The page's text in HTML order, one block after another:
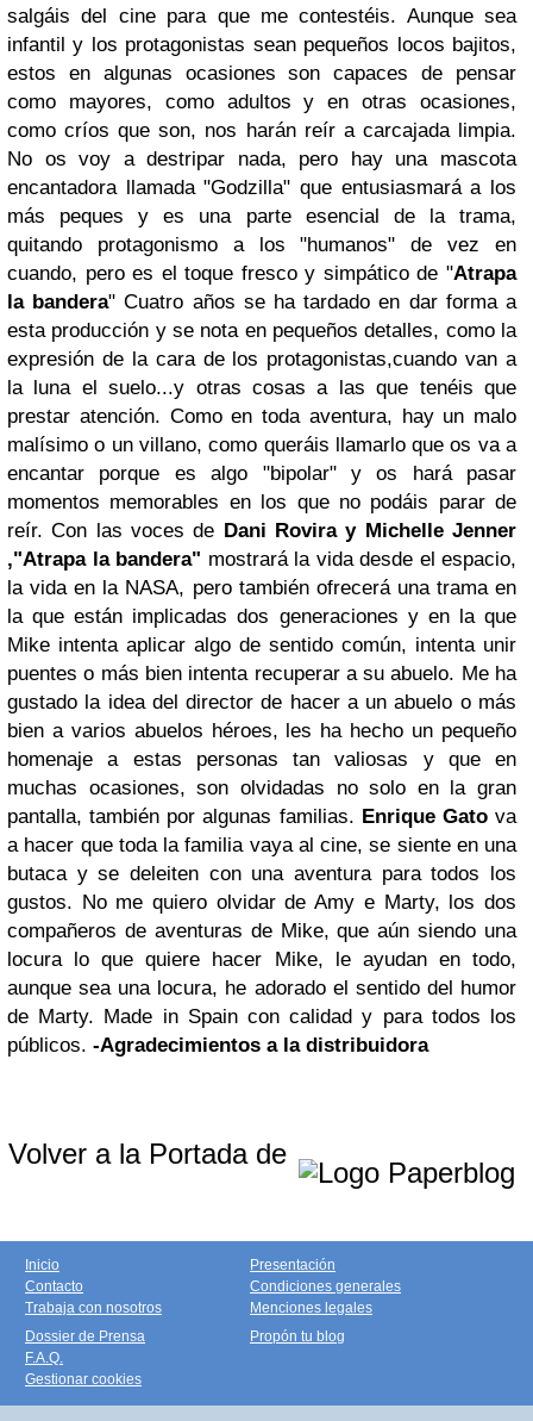
salgáis del cine para que me contestéis. Aunque sea
infantil y los protagonistas sean pequeños locos bajitos,
estos en algunas ocasiones son capaces de pensar
como mayores, como adultos y en otras ocasiones,
como críos que son, nos harán reír a carcajada limpia.
No os voy a destripar nada, pero hay una mascota
encantadora llamada "Godzilla" que entusiasmará a los
más peques y es una parte esencial de la trama,
quitando protagonismo a los "humanos" de vez en
cuando, pero es el toque fresco y simpático de "Atrapa
la bandera" Cuatro años se ha tardado en dar forma a
esta producción y se nota en pequeños detalles, como la
expresión de la cara de los protagonistas,cuando van a
la luna el suelo...y otras cosas a las que tenéis que
prestar atención. Como en toda aventura, hay un malo
malísimo o un villano, como queráis llamarlo que os va a
encantar porque es algo "bipolar" y os hará pasar
momentos memorables en los que no podáis parar de
reír. Con las voces de Dani Rovira y Michelle Jenner
,"Atrapa la bandera" mostrará la vida desde el espacio,
la vida en la NASA, pero también ofrecerá una trama en
la que están implicadas dos generaciones y en la que
Mike intenta aplicar algo de sentido común, intenta unir
puentes o más bien intenta recuperar a su abuelo. Me ha
gustado la idea del director de hacer a un abuelo o más
bien a varios abuelos héroes, les ha hecho un pequeño
homenaje a estas personas tan valiosas y que en
muchas ocasiones, son olvidadas no solo en la gran
pantalla, también por algunas familias. Enrique Gatova
a hacer que toda la familia vaya al cine, se siente en una
butaca y se deleiten con una aventura para todos los
gustos. No me quiero olvidar de Amy e Marty, los dos
compañeros de aventuras de Mike, que aún siendo una
locura lo que quiere hacer Mike, le ayudan en todo,
aunque sea una locura, he adorado el sentido del humor
de Marty. Made in Spain con calidad y para todos los
públicos. -Agradecimientos a la distribuidora
Volver a la Portada de
Inicio
Contacto
Trabaja con nosotros
Presentación
Condiciones generales
Menciones legales
Dossier de Prensa
F.A.Q.
Gestionar cookies
Propón tu blog